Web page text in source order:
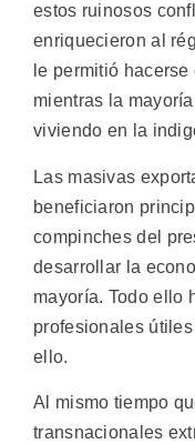
estos ruinosos
enriquecieron al
le permitió
mientras la
viviendo en la
Las masivas
beneficiaron
compinches del
desarrollar la
mayoría. Todo ello
profesionales
ello.
Al mismo tiempo
transnacionales